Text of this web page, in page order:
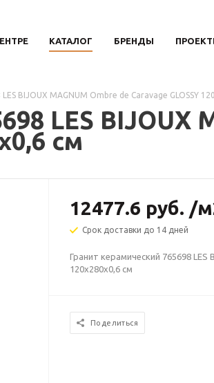
КАТАЛОГ БРЕНДЫ
BIJOUX MAGNUM Ombre de Caravage GLOSSY
LES BIJOUX
см
12477.6 руб. /
Срок доставки до 14 дней
Гранит керамический 765698 LES
120х280х0,6 см
Поделиться